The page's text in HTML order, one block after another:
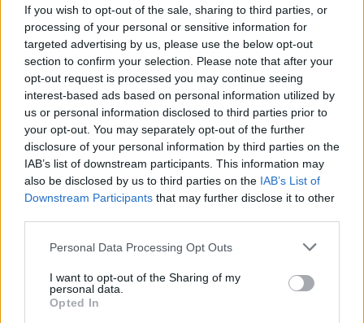
If you wish to opt-out of the sale, sharing to third parties, or
processing of your personal or sensitive information for
targeted advertising by us, please use the below opt-out
section to confirm your selection. Please note that after your
opt-out request is processed you may continue seeing
interest-based ads based on personal information utilized by
us or personal information disclosed to third parties prior to
your opt-out. You may separately opt-out of the further
disclosure of your personal information by third parties on the
IAB’s list of downstream participants. This information may
also be disclosed by us to third parties on the IAB’s List of
Downstream Participants that may further disclose it to other
Personal Data Processing Opt Outs
I want to opt-out of the Sharing of my
personal data.
Opted In
Helyi
Amire többmillióan vártunk: szombattól
másodfokúra csökken a riasztás
Pest megye
Fából épül Budakeszi új óvodája
HIRDETÉS